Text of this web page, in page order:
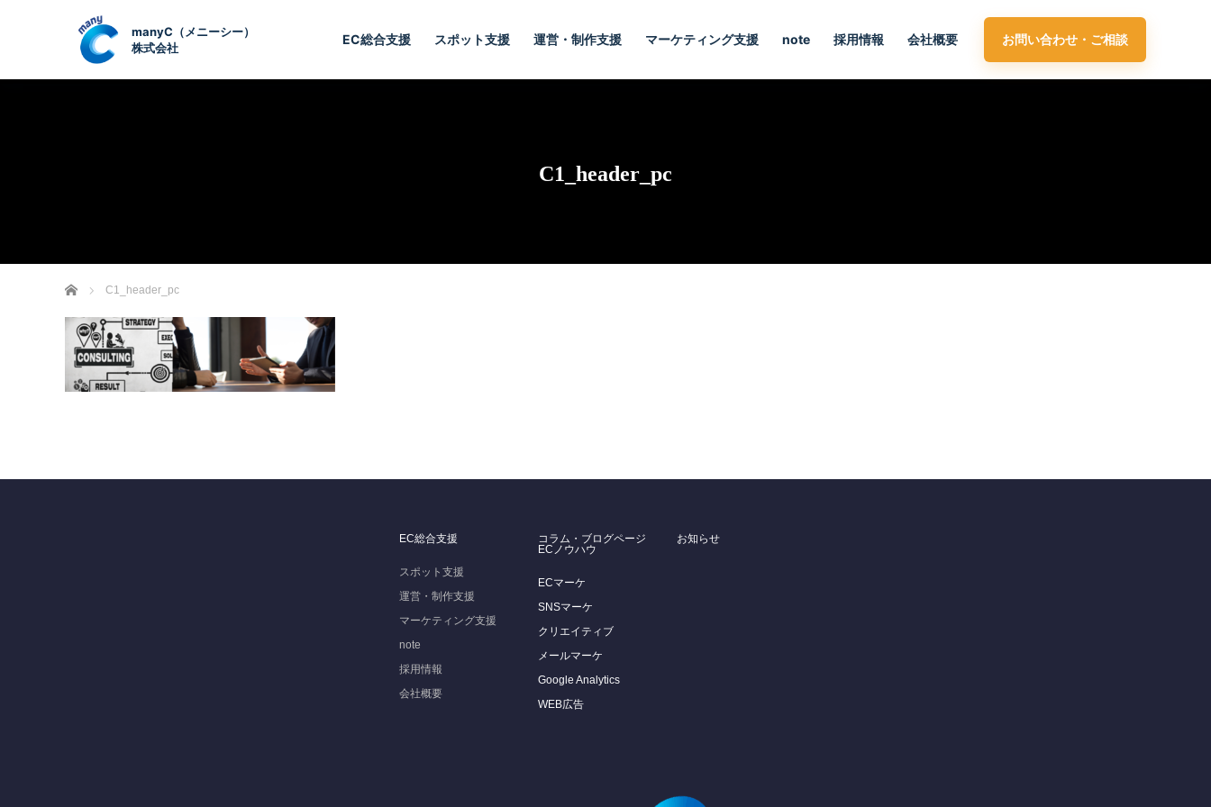
お問い合わせ・ご相談
EC総合支援 スポット支援 運営・制作支援 マーケティング支援 note 採用情報 会社概要
C1_header_pc
ホーム C1_header_pc
EC総合支援
スポット支援
運営・制作支援
マーケティング支援
note
採用情報
会社概要
コラム・ブログページ
ECノウハウ
ECマーケ
SNSマーケ
クリエイティブ
メールマーケ
Google Analytics
WEB広告
お知らせ